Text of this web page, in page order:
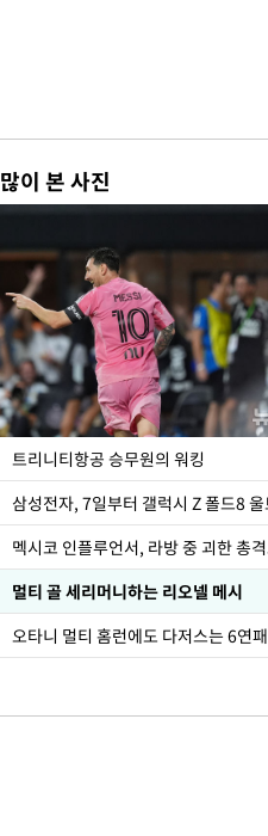
많이 본 사진
트리니티항공 승무원의 워킹
멀티 골 세리머니하는 리오넬 메시
오타니 멀티 홈런에도 다저스는 6연패